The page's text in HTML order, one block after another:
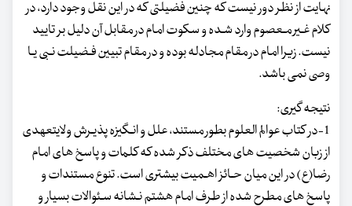
نهایت از نظر دور نیست که چنین فضیلتی که در این نقل وجود دارد، در
کلام غـیر مـعصوم وارد شـده و سکوت امام در مقابل آن دلیل بر تایید
نیست. زیرا امام در مقام مجادله بوده و در مقام تبیین فـضیلت نـبی یـا
وصی نمی باشد.
نتیجه گیری:
1-در کتاب عوالم العلوم بطور مستند، علل و انـگیزه پذیـرش ولایت‏عهدی
از زبان شخصیت های مختلف ذکر شده که کلمات و پاسخ های امام
رضا(ع) در این میان حـائز اهـمیت بیشتری است. تنوع مستندات و
پاسخ های مطرح شده از طرف امام هشتم نـشانه سـئوالات بسیار و